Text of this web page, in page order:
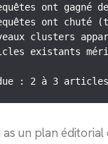
ont gagné
ont chuté
clusters
existants
: 2 à 3
un plan éditorial